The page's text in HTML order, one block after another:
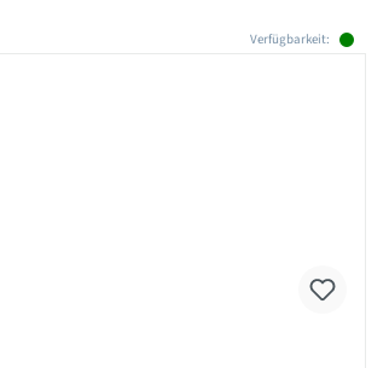
Verfügbarkeit: